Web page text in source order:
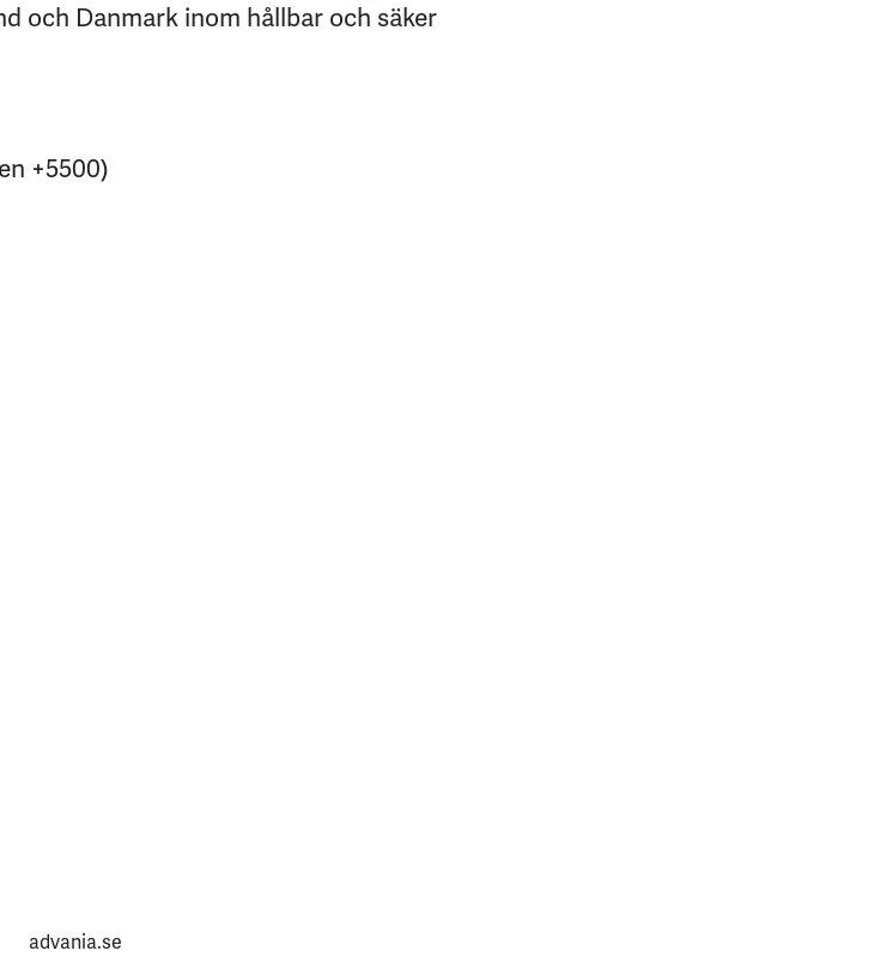
och Danmark inom hållbar och säker
+5500)
advania.se